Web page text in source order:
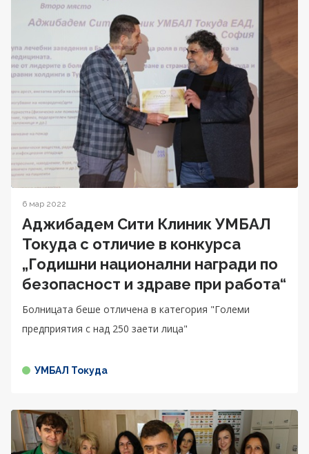
6 мар 2022
Аджибадем Сити Клиник УМБАЛ
Токуда с отличие в конкурса
„Годишни национални награди по
безопасност и здраве при работа“
Болницата беше отличена в категория "Големи
предприятия с над 250 заети лица"
УМБАЛ Токуда